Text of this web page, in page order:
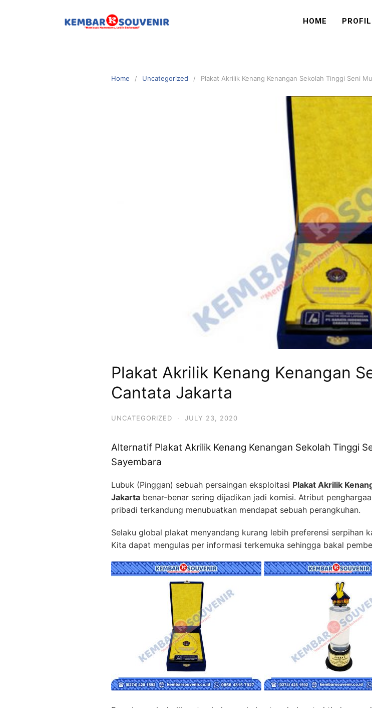
HOME PROFIL
Home Uncategorized Plakat Akrilik Kenang Kenangan Sekolah Tinggi Seni
Plakat Akrilik Kenang Kenangan
Cantata Jakarta
UNCATEGORIZED · JULY 23, 2020
Alternatif Plakat Akrilik Kenang Kenangan Sekolah Tinggi
Sayembara
Lubuk (Pinggan) sebuah persaingan eksploitasi Plakat Akrilik
Jakarta benar-benar sering dijadikan jadi komisi. Atribut
pribadi terkandung menubuatkan mendapat sebuah perangkuhan.
Selaku global plakat menyandang kurang lebih preferensi serpihan
Kita dapat mengulas per informasi terkemuka sehingga bakal